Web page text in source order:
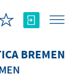
BREMEN